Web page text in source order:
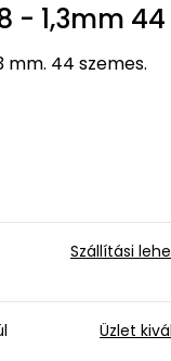
- 1,3mm
mm. 44 szemes.
Szállítási
Üzlet